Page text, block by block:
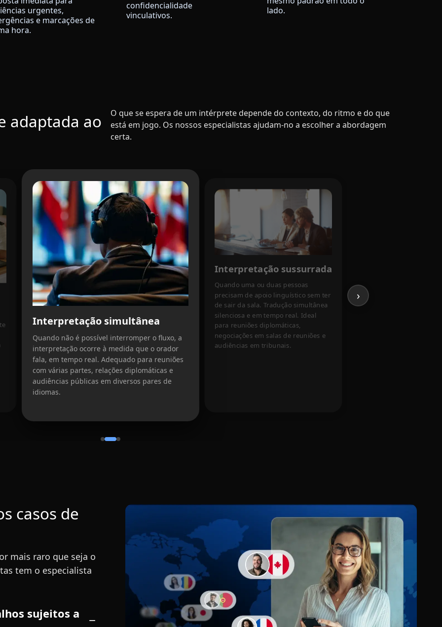
urgentes,
e marcações de
hora.
confidencialidade
vinculativos.
lado.
adaptada ao
O que se espera de um intérprete depende do contexto, do ritmo e do que
está em jogo. Os nossos especialistas ajudam-no a escolher a abordagem
certa.
Interpretação simultânea
Quando não é possível interromper o fluxo, a
interpretação ocorre à medida que o orador
fala, em tempo real. Adequado para reuniões
com várias partes, relações diplomáticas e
audiências públicas em diversos pares de
idiomas.
Interpretação sussurrada
Quando uma ou duas pessoas
precisam de apoio linguístico sem ter
de sair da sala. Tradução simultânea
silenciosa e em tempo real. Ideal
para reuniões diplomáticas,
negociações em salas de reuniões e
audiências em tribunais.
Interpretação
consecutiva
›
casos de
mais raro que seja o
tem o especialista
sujeitos a